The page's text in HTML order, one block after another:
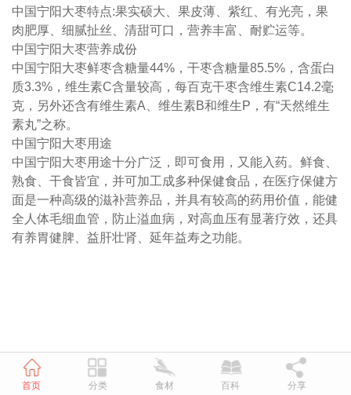
中国宁阳大枣特点:果实硕大、果皮薄、紫红、有光亮，果
肉肥厚、细腻扯丝、清甜可口，营养丰富、耐贮运等。
中国宁阳大枣营养成份
中国宁阳大枣鲜枣含糖量44%，干枣含糖量85.5%，含蛋白
质3.3%，维生素C含量较高，每百克干枣含维生素C14.2毫
克，另外还含有维生素A、维生素B和维生P，有“天然维生
素丸”之称。
中国宁阳大枣用途
中国宁阳大枣用途十分广泛，即可食用，又能入药。鲜食、
熟食、干食皆宜，并可加工成多种保健食品，在医疗保健方
面是一种高级的滋补营养品，并具有较高的药用价值，能健
全人体毛细血管，防止溢血病，对高血压有显著疗效，还具
有养胃健脾、益肝壮肾、延年益寿之功能。
首页 分类 食材 百科 分享